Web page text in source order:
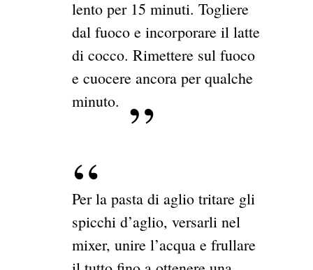
lento per 15 minuti. Togliere
dal fuoco e incorporare il latte
di cocco. Rimettere sul fuoco
e cuocere ancora per qualche
minuto.
Per la pasta di aglio tritare gli
spicchi d’aglio, versarli nel
mixer, unire l’acqua e frullare